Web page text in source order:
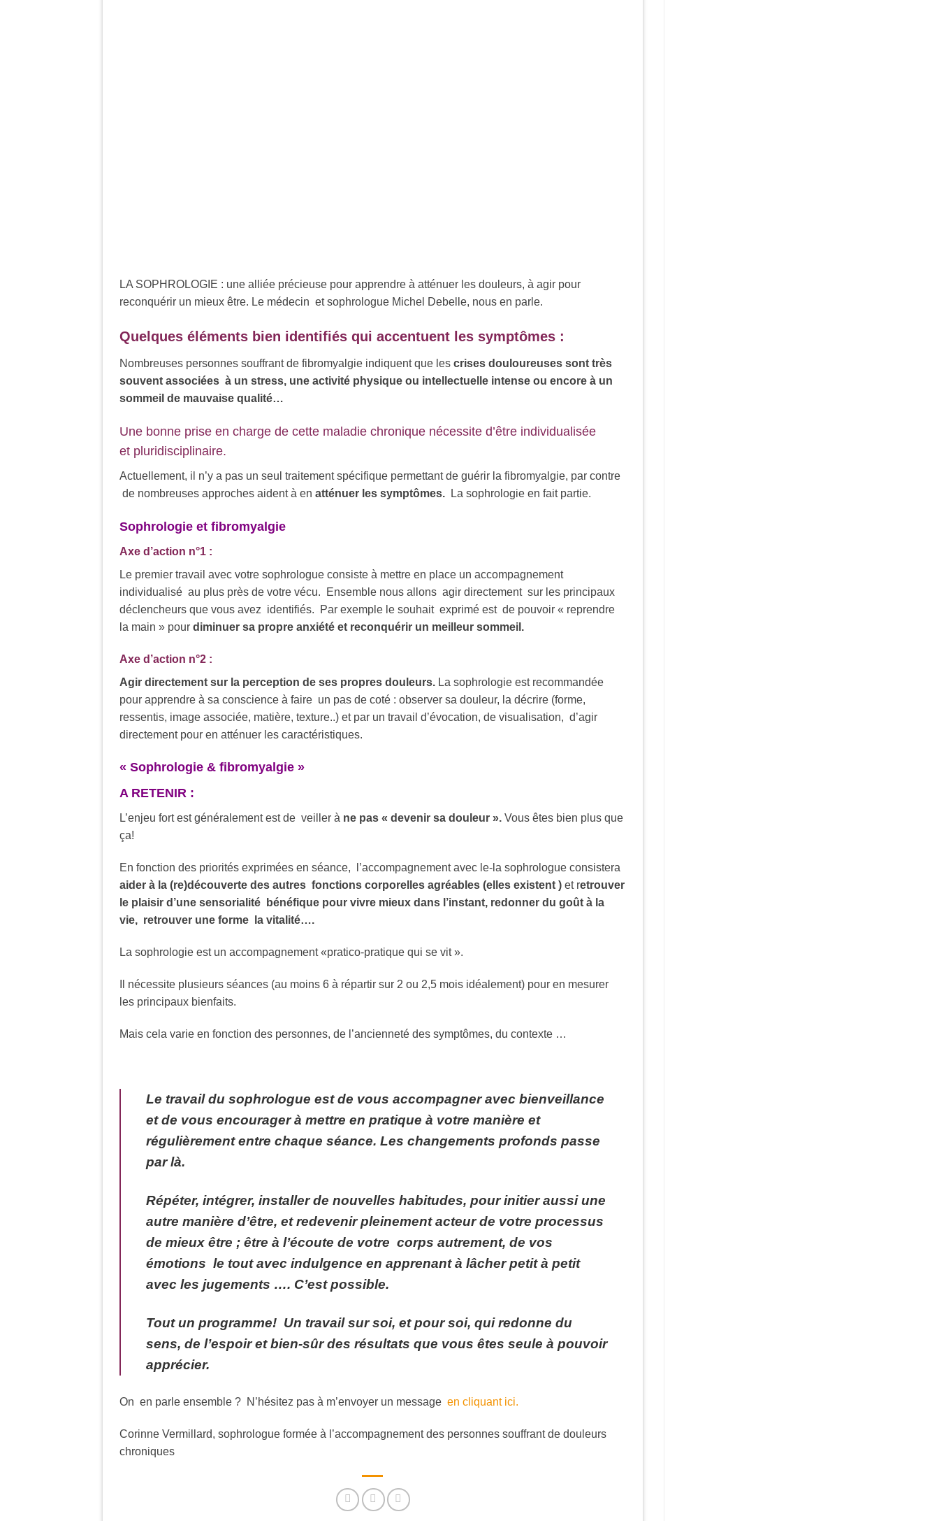
LA SOPHROLOGIE : une alliée précieuse pour apprendre à atténuer les douleurs, à agir pour
reconquérir un mieux être. Le médecin et sophrologue Michel Debelle, nous en parle.
Quelques éléments bien identifiés qui accentuent les symptômes :
Nombreuses personnes souffrant de fibromyalgie indiquent que les crises douloureuses sont très
souvent associées à un stress, une activité physique ou intellectuelle intense ou encore à un
sommeil de mauvaise qualité…
Une bonne prise en charge de cette maladie chronique nécessite d’être individualisée
et pluridisciplinaire.
Actuellement, il n’y a pas un seul traitement spécifique permettant de guérir la fibromyalgie, par contre
de nombreuses approches aident à en atténuer les symptômes. La sophrologie en fait partie.
Sophrologie et fibromyalgie
Axe d’action n°1 :
Le premier travail avec votre sophrologue consiste à mettre en place un accompagnement
individualisé au plus près de votre vécu. Ensemble nous allons agir directement sur les principaux
déclencheurs que vous avez identifiés. Par exemple le souhait exprimé est de pouvoir « reprendre
la main » pour diminuer sa propre anxiété et reconquérir un meilleur sommeil.
Axe d’action n°2 :
Agir directement sur la perception de ses propres douleurs. La sophrologie est recommandée
pour apprendre à sa conscience à faire un pas de coté : observer sa douleur, la décrire (forme,
ressentis, image associée, matière, texture..) et par un travail d’évocation, de visualisation, d’agir
directement pour en atténuer les caractéristiques.
« Sophrologie & fibromyalgie »
A RETENIR :
L’enjeu fort est généralement est de veiller à ne pas « devenir sa douleur ». Vous êtes bien plus que
ça!
En fonction des priorités exprimées en séance, l’accompagnement avec le-la sophrologue consistera
aider à la (re)découverte des autres fonctions corporelles agréables (elles existent ) et retrouver
le plaisir d’une sensorialité bénéfique pour vivre mieux dans l’instant, redonner du goût à la
vie, retrouver une forme la vitalité….
La sophrologie est un accompagnement «pratico-pratique qui se vit ».
Il nécessite plusieurs séances (au moins 6 à répartir sur 2 ou 2,5 mois idéalement) pour en mesurer
les principaux bienfaits.
Mais cela varie en fonction des personnes, de l’ancienneté des symptômes, du contexte …
Le travail du sophrologue est de vous accompagner avec bienveillance
et de vous encourager à mettre en pratique à votre manière et
régulièrement entre chaque séance. Les changements profonds passe
par là.
Répéter, intégrer, installer de nouvelles habitudes, pour initier aussi une
autre manière d’être, et redevenir pleinement acteur de votre processus
de mieux être ; être à l’écoute de votre corps autrement, de vos
émotions le tout avec indulgence en apprenant à lâcher petit à petit
avec les jugements …. C’est possible.
Tout un programme! Un travail sur soi, et pour soi, qui redonne du
sens, de l’espoir et bien-sûr des résultats que vous êtes seule à pouvoir
apprécier.
On en parle ensemble ? N’hésitez pas à m’envoyer un message en cliquant ici.
Corinne Vermillard, sophrologue formée à l’accompagnement des personnes souffrant de douleurs
chroniques